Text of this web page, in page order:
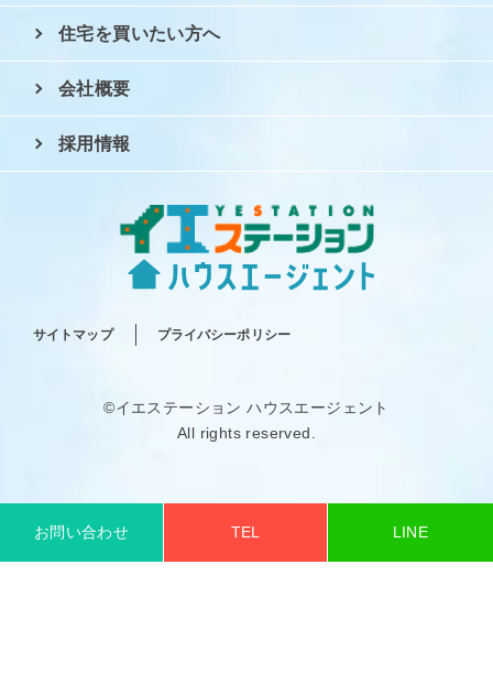
サイトマップ プライバシーポリシー
住宅を買いたい方へ
会社概要
採用情報
©イエステーション ハウスエージェント
All rights reserved.
お問い合わせ TEL LINE